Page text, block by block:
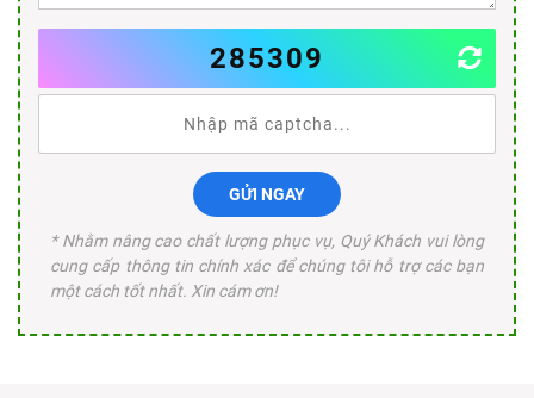
285309
GỬI NGAY
* Nhằm nâng cao chất lượng phục vụ, Quý Khách vui lòng
cung cấp thông tin chính xác để chúng tôi hỗ trợ các bạn
một cách tốt nhất. Xin cám ơn!